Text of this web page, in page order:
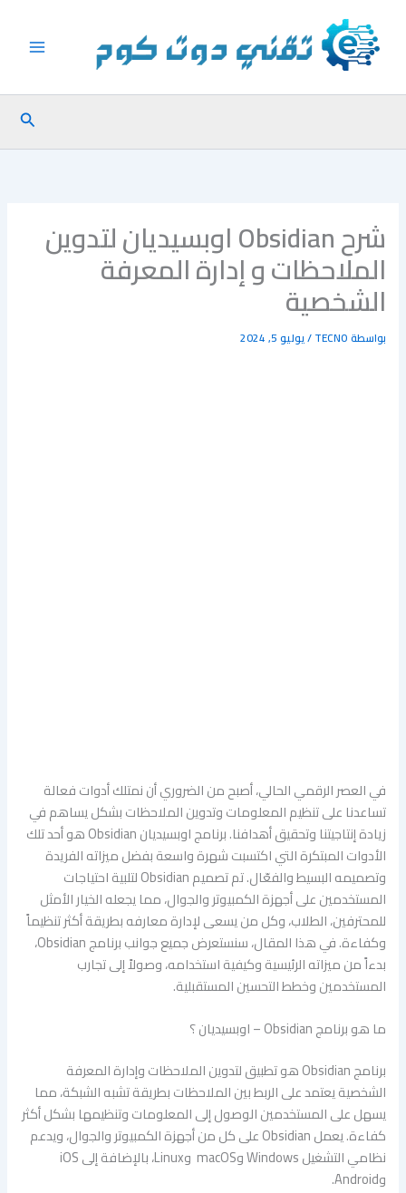
المحتوى
البحث
شرح Obsidian اوبسيديان لتدوين
الملاحظات و إدارة المعرفة
الشخصية
بواسطةTECNO
/يوليو 5, 2024
في العصر الرقمي الحالي، أصبح من الضروري أن نمتلك أدوات فعالة
تساعدنا على تنظيم المعلومات وتدوين الملاحظات بشكل يساهم في
زيادة إنتاجيتنا وتحقيق أهدافنا. برنامج اوبسيديان Obsidian هو أحد تلك
الأدوات المبتكرة التي اكتسبت شهرة واسعة بفضل ميزاته الفريدة
وتصميمه البسيط والفعّال. تم تصميم Obsidian لتلبية احتياجات
المستخدمين على أجهزة الكمبيوتر والجوال، مما يجعله الخيار الأمثل
للمحترفين، الطلاب، وكل من يسعى لإدارة معارفه بطريقة أكثر تنظيماً
وكفاءة. في هذا المقال، سنستعرض جميع جوانب برنامج Obsidian،
بدءاً من ميزاته الرئيسية وكيفية استخدامه، وصولاً إلى تجارب
المستخدمين وخطط التحسين المستقبلية.
ما هو برنامج Obsidian – اوبسيديان ؟
برنامج Obsidian هو تطبيق لتدوين الملاحظات وإدارة المعرفة
الشخصية يعتمد على الربط بين الملاحظات بطريقة تشبه الشبكة، مما
يسهل على المستخدمين الوصول إلى المعلومات وتنظيمها بشكل أكثر
كفاءة. يعمل Obsidian على كل من أجهزة الكمبيوتر والجوال، ويدعم
نظامي التشغيل Windows وmacOS وLinux، بالإضافة إلى iOS
وAndroid.